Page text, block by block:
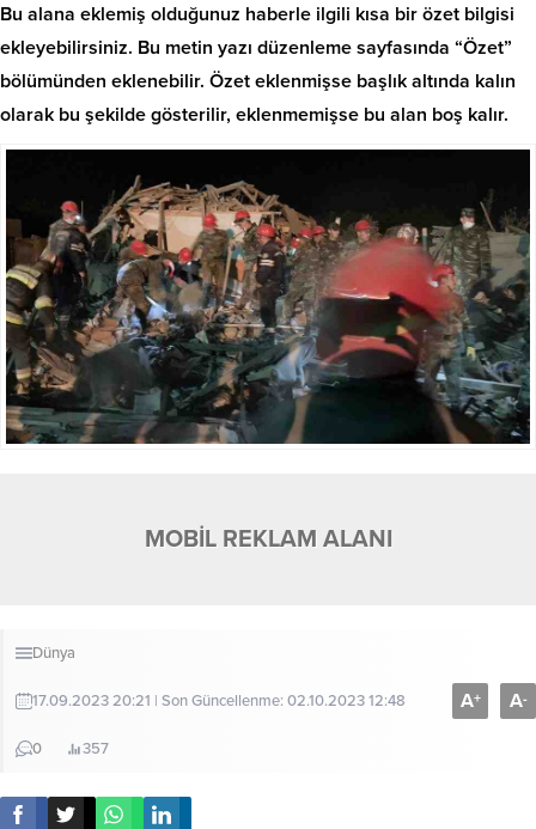
Bu alana eklemiş olduğunuz haberle ilgili kısa bir özet bilgisi
ekleyebilirsiniz. Bu metin yazı düzenleme sayfasında “Özet”
bölümünden eklenebilir. Özet eklenmişse başlık altında kalın
olarak bu şekilde gösterilir, eklenmemişse bu alan boş kalır.
MOBİL REKLAM ALANI
Dünya
17.09.2023 20:21 | Son Güncellenme: 02.10.2023 12:48
0 357
A+ A-